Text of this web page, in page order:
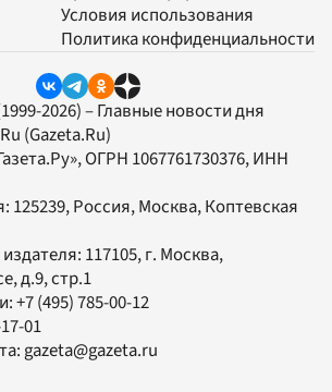
Условия использования
Политика конфиденциальности
2026) – Главные новости дня
(Gazeta.Ru)
, ОГРН 1067761730376, ИНН
125239, Россия, Москва, Коптевская
117105, г. Москва,
д.9, стр.1
+7 (495) 785-00-12
01
gazeta@gazeta.ru